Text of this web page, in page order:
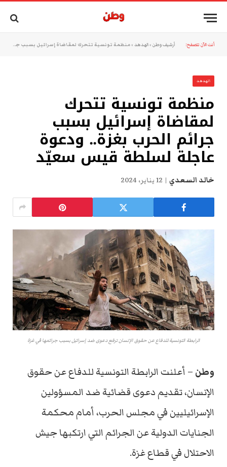
أنت الآن تتصفح: أرشيف وطن »الهدهد »منظمة تونسية تتحرك لمقاضاة إسرائيل بسبب جرائم الحرب بغزة.. ودعوة عاجلة لسلطة قيس سعيّد
الهدهد
منظمة تونسية تتحرك
لمقاضاة إسرائيل بسبب
جرائم الحرب بغزة.. ودعوة
عاجلة لسلطة قيس سعيّد
خالد السعدي 12 يناير، 2024
الرابطة التونسية للدفاع عن حقوق الإنسان ترفع دعوى ضد إسرائيل بسبب جرائمها في غزة
وطن – أعلنت الرابطة التونسية للدفاع عن حقوق
الإنسان، تقديم دعوى قضائية ضد المسؤولين
الإسرائيليين في مجلس الحرب، أمام محكمة
الجنايات الدولية عن الجرائم التي ارتكبها جيش
الاحتلال في قطاع غزة.